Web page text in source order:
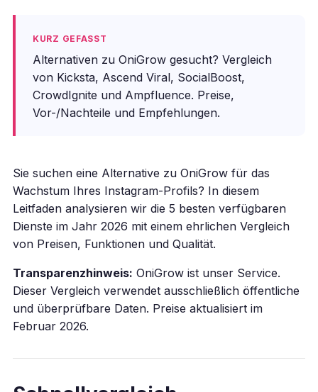
KURZ GEFASST
Alternativen zu OniGrow gesucht? Vergleich
von Kicksta, Ascend Viral, SocialBoost,
CrowdIgnite und Ampfluence. Preise,
Vor-/Nachteile und Empfehlungen.
Sie suchen eine Alternative zu OniGrow für das
Wachstum Ihres Instagram-Profils? In diesem
Leitfaden analysieren wir die 5 besten verfügbaren
Dienste im Jahr 2026 mit einem ehrlichen Vergleich
von Preisen, Funktionen und Qualität.
Transparenzhinweis: OniGrow ist unser Service.
Dieser Vergleich verwendet ausschließlich öffentliche
und überprüfbare Daten. Preise aktualisiert im
Februar 2026.